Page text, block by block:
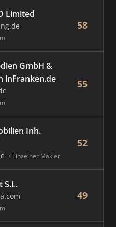
Limited
58
GmbH &
inFranken.de
55
Inh.
Einzelner Makler
52
S.L.
49